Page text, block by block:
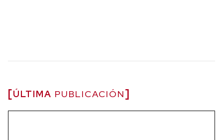
ÚLTIMA PUBLICACIÓN